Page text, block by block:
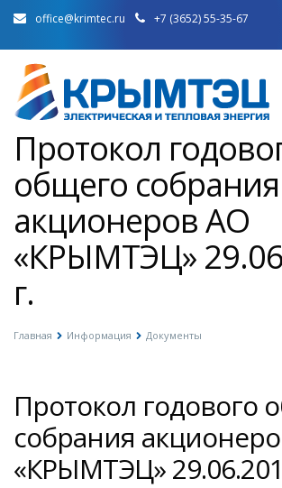
office@krimtec.ru +7 (3652) 55-35-67
Протокол
общего собрания
акционеров АО
«КРЫМТЭЦ»
г.
Главная Информация Документы
Протокол годового
собрания
«КРЫМТЭЦ»